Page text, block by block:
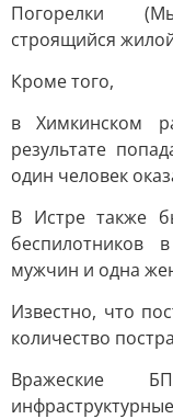
Погорелки
строящийся
Кроме того,
в Химкинском
результате
один человек
В Истре также
беспилотников
мужчин и одна
Известно, что
количество
Вражеские